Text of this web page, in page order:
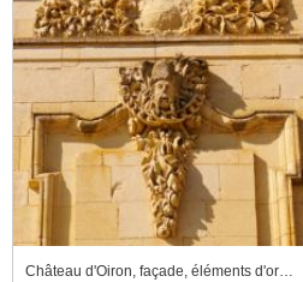
Château d'Oiron, façade, éléments d'ornement